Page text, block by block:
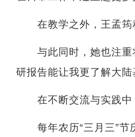
在教学之外，王孟筠积
与此同时，她也注重
研报告能让我更了解大
在不断交流与实践中
每年农历“三月三”节